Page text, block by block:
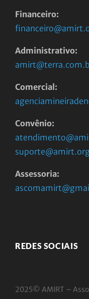
Financeiro:
Administrativo:
Comercial:
Convênio:
Assessoria:
REDES SOCIAIS
2025© AMIRT –